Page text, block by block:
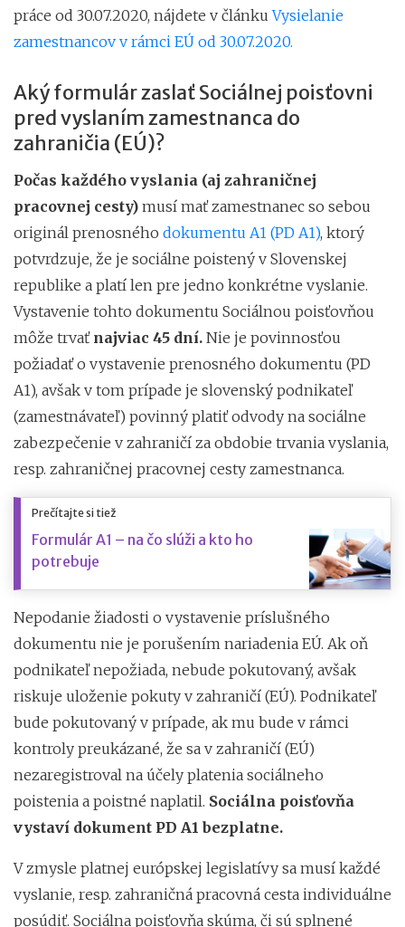
práce od 30.07.2020, nájdete v článkuVysielanie
zamestnancov v rámci EÚ od 30.07.2020.
Aký formulár zaslať Sociálnej poisťovni
pred vyslaním zamestnanca do
zahraničia (EÚ)?
Počas každého vyslania (aj zahraničnej
pracovnej cesty) musí mať zamestnanec so sebou
originál prenosného dokumentu A1 (PD A1), ktorý
potvrdzuje, že je sociálne poistený v Slovenskej
republike a platí len pre jedno konkrétne vyslanie.
Vystavenie tohto dokumentu Sociálnou poisťovňou
môže trvať najviac 45 dní. Nie je povinnosťou
požiadať o vystavenie prenosného dokumentu (PD
A1), avšak v tom prípade je slovenský podnikateľ
(zamestnávateľ) povinný platiť odvody na sociálne
zabezpečenie v zahraničí za obdobie trvania vyslania,
resp. zahraničnej pracovnej cesty zamestnanca.
Prečítajte si tiež
Formulár A1 – na čo slúži a kto ho
potrebuje
Nepodanie žiadosti o vystavenie príslušného
dokumentu nie je porušením nariadenia EÚ. Ak oň
podnikateľ nepožiada, nebude pokutovaný, avšak
riskuje uloženie pokuty v zahraničí (EÚ). Podnikateľ
bude pokutovaný v prípade, ak mu bude v rámci
kontroly preukázané, že sa v zahraničí (EÚ)
nezaregistroval na účely platenia sociálneho
poistenia a poistné naplatil. Sociálna poisťovňa
vystaví dokument PD A1 bezplatne.
V zmysle platnej európskej legislatívy sa musí každé
vyslanie, resp. zahraničná pracovná cesta individuálne
posúdiť. Sociálna poisťovňa skúma, či sú splnené